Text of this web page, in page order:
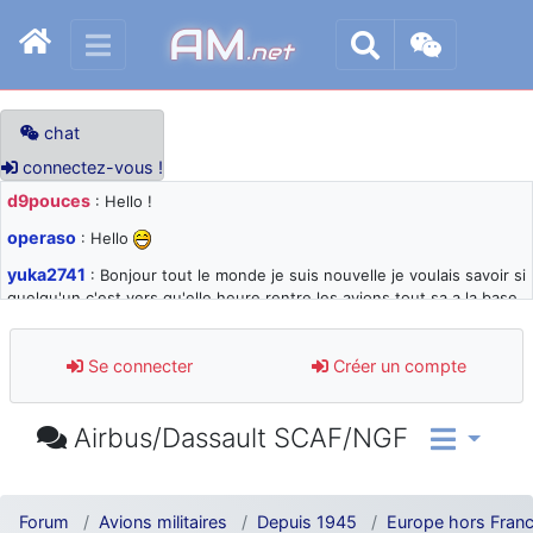
AM.net
chat
connectez-vous !
d9pouces : Hello !
operaso : Hello
yuka2741 : Bonjour tout le monde je suis nouvelle je voulais savoir si
quelqu'un c'est vers qu'elle heure rentre les avions tout sa a la base
d9pouces: désolé pour les quelques blocages du site ces derniers
jours : je teste des méthodes contre le spam et les bots trop nocifs
paxwax : Super, la nouvelle bannière
comprendre
Se connecter Créer un compte
Airbus/Dassault SCAF/NGF
Forum Avions militaires Depuis 1945 Europe hors